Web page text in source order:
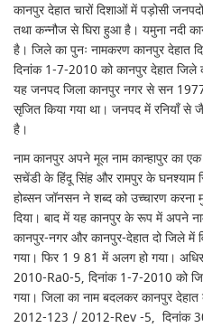
कानपुर देहात चारों दिशाओं में पड़ोसी
तथा कन्नौज से घिरा हुआ है। यमुना नदी
है। जिले का पुनः नामकरण कानपुर
दिनांक 1-7-2010 को कानपुर देहात जिले
यह जनपद जिला कानपुर नगर से सन
सृजित किया गया था। जनपद में रनियाँ से
है।
नाम कानपुर अपने मूल नाम कान्हापुर का
सचेंडी के हिंदू सिंह और रामपुर के घनश्याम
होब्सन जॉनसन ने शब्द को उच्चारण
दिया। बाद में यह कानपुर के रूप में अपने
कानपुर-नगर और कानपुर-देहात दो जिले में
गया। फिर 1 9 81 में अलग हो गया।
2010-Ra0-5, दिनांक 1-7-2010 को
गया। जिला का नाम बदलकर कानपुर
2012-123 / 2012-Rev -5, दिनांक